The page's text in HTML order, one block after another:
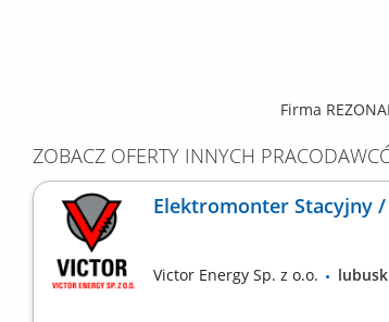
Firma
ZOBACZ OFERTY INNYCH
Elektromonter Stacyjny
Victor Energy Sp. z o.o.